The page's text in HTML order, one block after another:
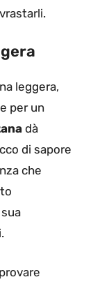
leggera,
per un
dà
di sapore
che